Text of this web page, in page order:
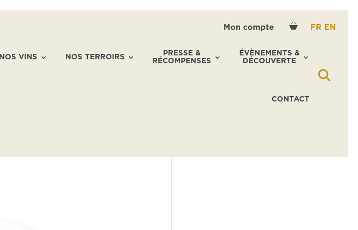
Mon compte FR EN
NOS VINS NOS TERROIRS
PRESSE &
RÉCOMPENSES
ÉVÈNEMENTS &
DÉCOUVERTE
CONTACT